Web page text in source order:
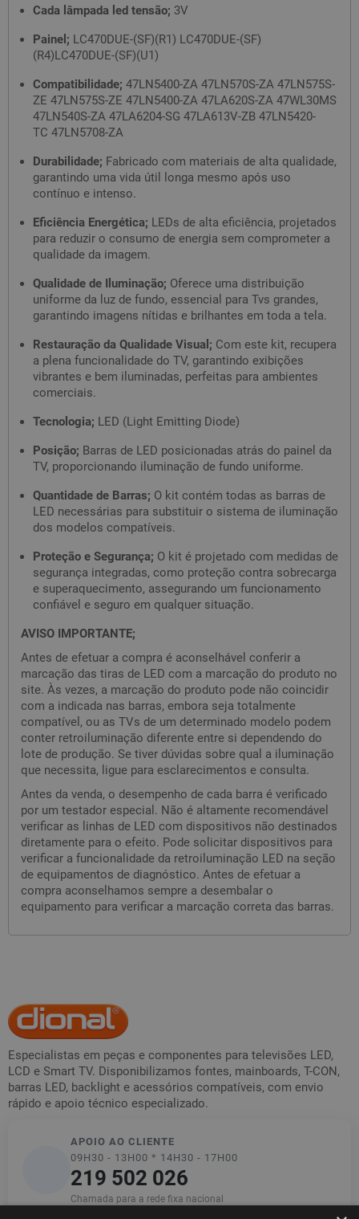
Cada lâmpada led tensão; 3V
Painel; LC470DUE-(SF)(R1) LC470DUE-(SF)
(R4)LC470DUE-(SF)(U1)
Compatibilidade; 47LN5400-ZA 47LN570S-ZA 47LN575S-
ZE 47LN575S-ZE 47LN5400-ZA 47LA620S-ZA 47WL30MS
47LN540S-ZA 47LA6204-SG 47LA613V-ZB 47LN5420-
TC 47LN5708-ZA
Durabilidade; Fabricado com materiais de alta qualidade,
garantindo uma vida útil longa mesmo após uso
contínuo e intenso.
Eficiência Energética; LEDs de alta eficiência, projetados
para reduzir o consumo de energia sem comprometer a
qualidade da imagem.
Qualidade de Iluminação; Oferece uma distribuição
uniforme da luz de fundo, essencial para Tvs grandes,
garantindo imagens nítidas e brilhantes em toda a tela.
Restauração da Qualidade Visual; Com este kit, recupera
a plena funcionalidade do TV, garantindo exibições
vibrantes e bem iluminadas, perfeitas para ambientes
comerciais.
Tecnologia; LED (Light Emitting Diode)
Posição; Barras de LED posicionadas atrás do painel da
TV, proporcionando iluminação de fundo uniforme.
Quantidade de Barras; O kit contém todas as barras de
LED necessárias para substituir o sistema de iluminação
dos modelos compatíveis.
Proteção e Segurança; O kit é projetado com medidas de
segurança integradas, como proteção contra sobrecarga
e superaquecimento, assegurando um funcionamento
confiável e seguro em qualquer situação.
AVISO IMPORTANTE;
Antes de efetuar a compra é aconselhável conferir a
marcação das tiras de LED com a marcação do produto no
site. Às vezes, a marcação do produto pode não coincidir
com a indicada nas barras, embora seja totalmente
compatível, ou as TVs de um determinado modelo podem
conter retroiluminação diferente entre si dependendo do
lote de produção. Se tiver dúvidas sobre qual a iluminação
que necessita, ligue para esclarecimentos e consulta.
Antes da venda, o desempenho de cada barra é verificado
por um testador especial. Não é altamente recomendável
verificar as linhas de LED com dispositivos não destinados
diretamente para o efeito. Pode solicitar dispositivos para
verificar a funcionalidade da retroiluminação LED na seção
de equipamentos de diagnóstico. Antes de efetuar a
compra aconselhamos sempre a desembalar o
equipamento para verificar a marcação correta das barras.
Especialistas em peças e componentes para televisões LED,
LCD e Smart TV. Disponibilizamos fontes, mainboards, T-CON,
barras LED, backlight e acessórios compatíveis, com envio
rápido e apoio técnico especializado.
APOIO AO CLIENTE
09H30 - 13H00 * 14H30 - 17H00
219 502 026
Chamada para a rede fixa nacional